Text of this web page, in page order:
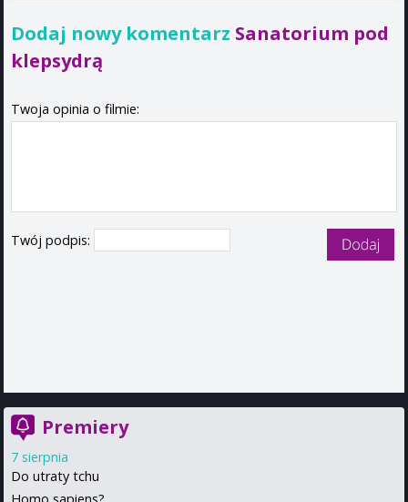
Dodaj nowy komentarz Sanatorium pod
klepsydrą
Twoja opinia o filmie:
Twój podpis:
Premiery
7 sierpnia
Do utraty tchu